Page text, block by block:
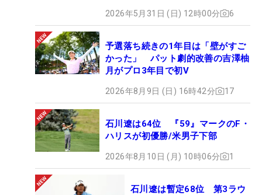
2026年5月31日 (日) 12時00分 6
予選落ち続きの1年目は「壁がすご
かった」 パット劇的改善の吉澤柚
月がプロ3年目で初V
2026年8月9日 (日) 16時42分 17
石川遼は64位 『59』マークのF・
ハリスが初優勝/米男子下部
2026年8月10日 (月) 10時06分 1
石川遼は暫定68位 第3ラウ